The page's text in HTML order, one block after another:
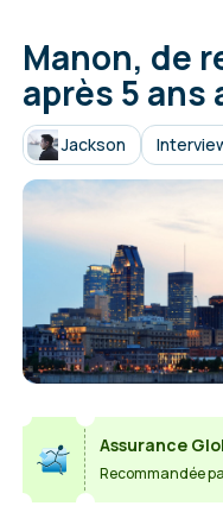
Manon, de
après 5 ans
Jackson
Assurance
Recommandée